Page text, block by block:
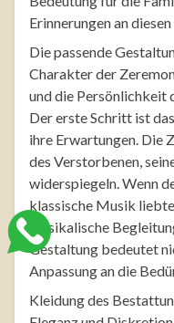
Erinnerungen an
Die passende
Charakter der
und die Persönlichkeit
Der erste Schritt ist
ihre Erwartungen. Die
des Verstorbenen,
widerspiegeln. Wenn
klassische Musik
musikalische
Gestaltung bedeutet
Anpassung an die
Kleidung des